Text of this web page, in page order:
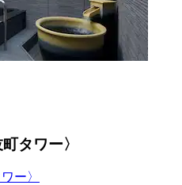
タワー〉
ー〉